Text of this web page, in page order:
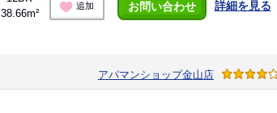
38.66m²
追加 お問い合わせ 詳細を見る
アパマンショップ金山店